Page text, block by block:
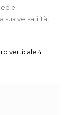
è
versatilità,
verticale 4